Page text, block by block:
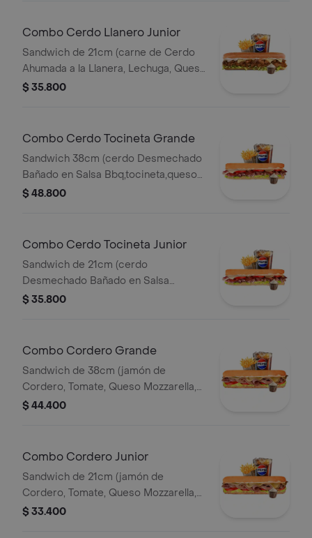
Combo Cerdo Llanero Junior
Sandwich de 21cm (carne de Cerdo
Ahumada a la Llanera, Lechuga, Queso
Mozzarella y Salsa de Ajo) Papa
$ 35.800
Combo Cerdo Tocineta Grande
Sandwich 38cm (cerdo Desmechado
Bañado en Salsa Bbq,tocineta,queso
Mozzarella,tomate,lechuga y Salsa de
$ 48.800
Combo Cerdo Tocineta Junior
Sandwich de 21cm (cerdo
Desmechado Bañado en Salsa
Bbq,tocineta,queso
$ 35.800
Combo Cordero Grande
Sandwich de 38cm (jamón de
Cordero, Tomate, Queso Mozzarella,
Lechuga y Salsa de Ajo) Papa
$ 44.400
Combo Cordero Junior
Sandwich de 21cm (jamón de
Cordero, Tomate, Queso Mozzarella,
Lechuga y Salsa de Ajo) Papa
$ 33.400